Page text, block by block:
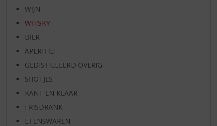
WIJN
WHISKY
BIER
APERITIEF
GEDISTILLEERD OVERIG
SHOTJES
KANT EN KLAAR
FRISDRANK
ETENSWAREN